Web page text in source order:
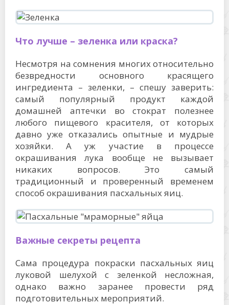
Что лучше – зеленка или краска?
Несмотря на сомнения многих относительно
безвредности основного красящего
ингредиента – зеленки, – спешу заверить:
самый популярный продукт каждой
домашней аптечки во стократ полезнее
любого пищевого красителя, от которых
давно уже отказались опытные и мудрые
хозяйки. А уж участие в процессе
окрашивания лука вообще не вызывает
никаких вопросов. Это самый
традиционный и проверенный временем
способ окрашивания пасхальных яиц.
Важные секреты рецепта
Сама процедура покраски пасхальных яиц
луковой шелухой с зеленкой несложная,
однако важно заранее провести ряд
подготовительных мероприятий.